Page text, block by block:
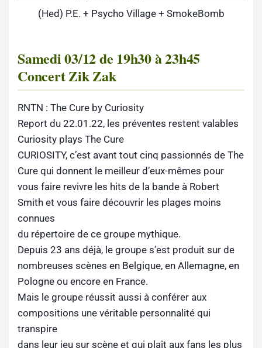
(Hed) P.E. + Psycho Village + SmokeBomb
Samedi 03/12 de 19h30 à 23h45
Concert Zik Zak
RNTN : The Cure by Curiosity
Report du 22.01.22, les préventes restent valables
Curiosity plays The Cure
CURIOSITY, c’est avant tout cinq passionnés de The
Cure qui donnent le meilleur d’eux-mêmes pour
vous faire revivre les hits de la bande à Robert
Smith et vous faire découvrir les plages moins
connues
du répertoire de ce groupe mythique.
Depuis 23 ans déjà, le groupe s’est produit sur de
nombreuses scènes en Belgique, en Allemagne, en
Pologne ou encore en France.
Mais le groupe réussit aussi à conférer aux
compositions une véritable personnalité qui
transpire
dans leur jeu sur scène et qui plaît aux fans les plus